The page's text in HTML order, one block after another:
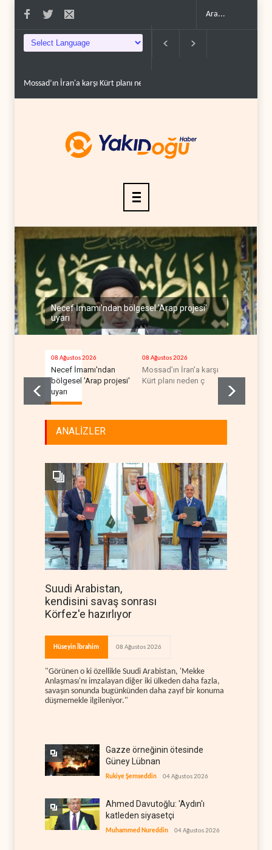
karşı Kürt planı neden çöktü?.. Suudi Arabistan, kendisini savaş sonrası
Necef İmamı'ndan bölgesel 'Arap projesi'
uyarı
08 Ağustos 2026
Necef İmamı'ndan
bölgesel 'Arap projesi'
uyarı
08 Ağustos 2026
Mossad’ın İran'a karşı
Kürt planı neden ç
sonrası
ANALİZLER
Suudi Arabistan,
kendisini savaş sonrası
Körfez'e hazırlıyor
Hüseyin İbrahim 08 Ağustos 2026
"Görünen o ki özellikle Suudi Arabistan, 'Mekke
Anlaşması'nı imzalayan diğer iki ülkeden daha fazla,
savaşın sonunda bugünkünden daha zayıf bir konuma
düşmemekle ilgileniyor."
Gazze örneğinin ötesinde
Güney Lübnan
Rukiye Şemseddin 04 Ağustos 2026
Ahmed Davutoğlu: 'Aydın'ı
katleden siyasetçi
Muhammed Nureddin 04 Ağustos 2026